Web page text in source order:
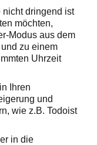
dringend ist
möchten,
Modus aus dem
zu einem
Uhrzeit
Ihren
und
wie z.B. Todoist
in die